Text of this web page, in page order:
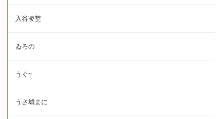
入谷凌埜
ゐろの
うぐ~
うさ城まに